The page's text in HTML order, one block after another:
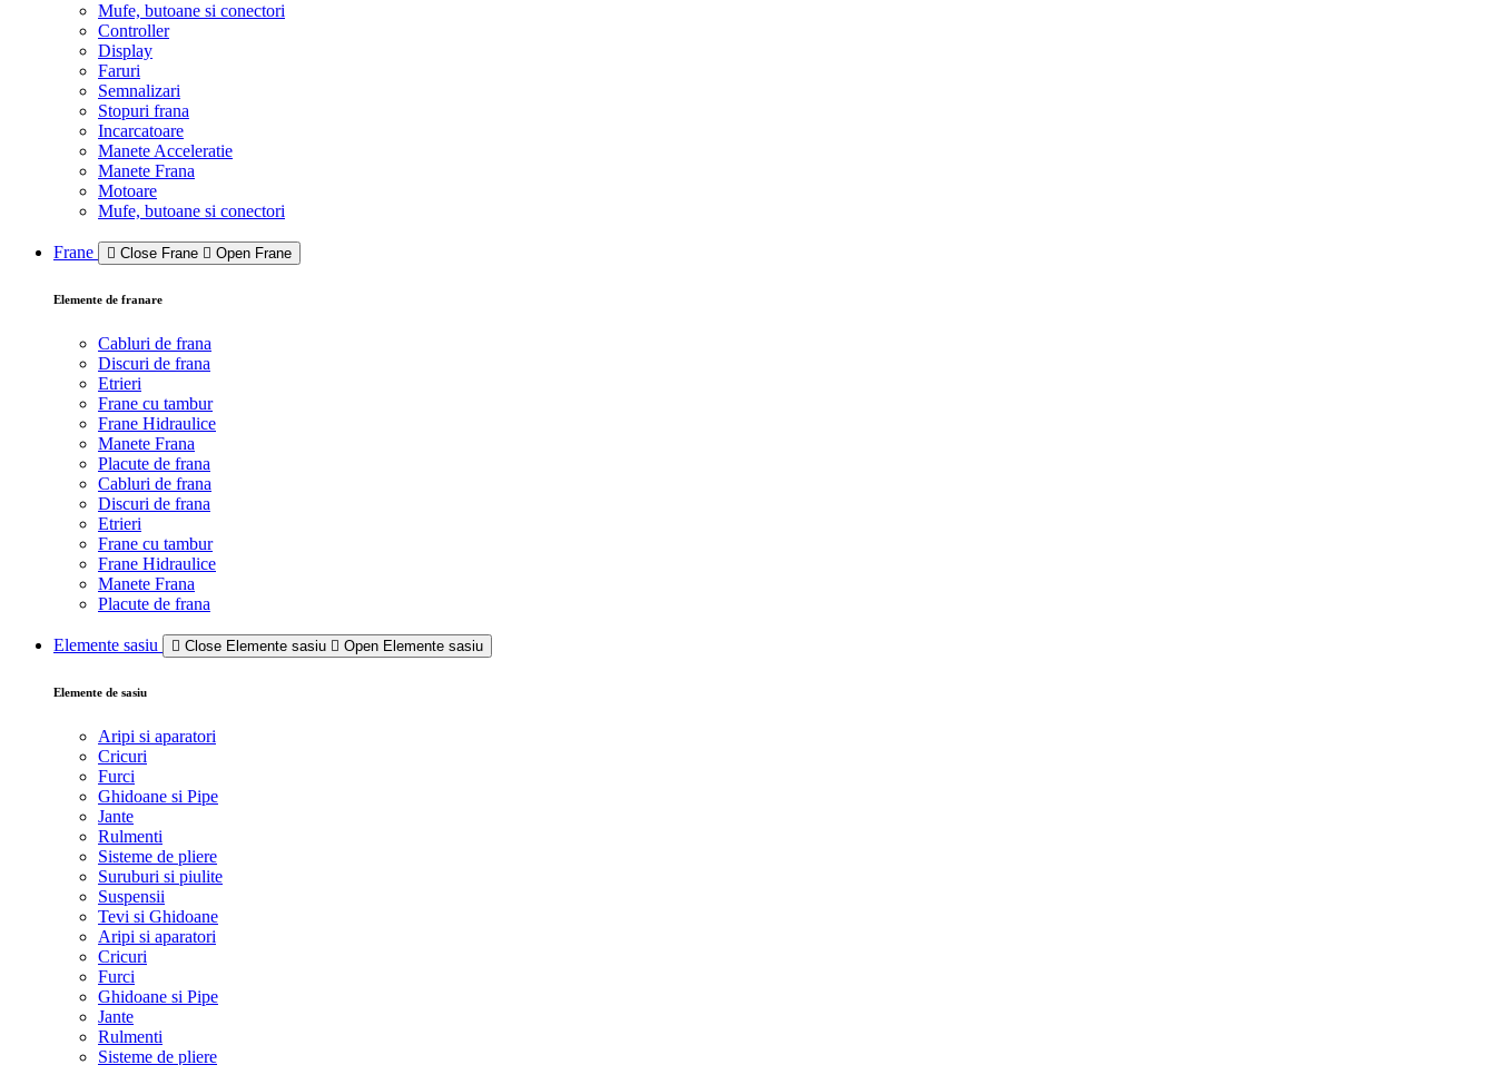
Mufe, butoane si conectori
Controller
Display
Faruri
Semnalizari
Stopuri frana
Incarcatoare
Manete Acceleratie
Manete Frana
Motoare
Mufe, butoane si conectori
Frane Close Frane Open Frane
Elemente de franare
Cabluri de frana
Discuri de frana
Etrieri
Frane cu tambur
Frane Hidraulice
Manete Frana
Placute de frana
Cabluri de frana
Discuri de frana
Etrieri
Frane cu tambur
Frane Hidraulice
Manete Frana
Placute de frana
Elemente sasiu Close Elemente sasiu Open Elemente sasiu
Elemente de sasiu
Aripi si aparatori
Cricuri
Furci
Ghidoane si Pipe
Jante
Rulmenti
Sisteme de pliere
Suruburi si piulite
Suspensii
Tevi si Ghidoane
Aripi si aparatori
Cricuri
Furci
Ghidoane si Pipe
Jante
Rulmenti
Sisteme de pliere